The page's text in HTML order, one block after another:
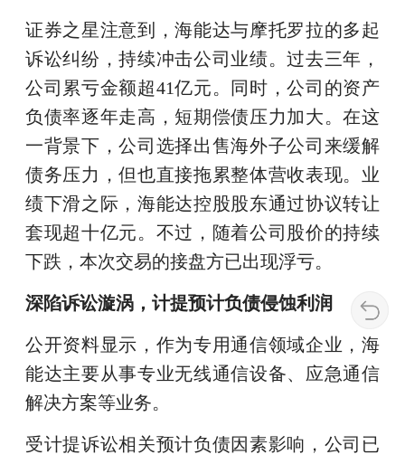
证券之星注意到，海能达与摩托罗拉的多起
诉讼纠纷，持续冲击公司业绩。过去三年，
公司累亏金额超41亿元。同时，公司的资产
负债率逐年走高，短期偿债压力加大。在这
一背景下，公司选择出售海外子公司来缓解
债务压力，但也直接拖累整体营收表现。业
绩下滑之际，海能达控股股东通过协议转让
套现超十亿元。不过，随着公司股价的持续
下跌，本次交易的接盘方已出现浮亏。
深陷诉讼漩涡，计提预计负债侵蚀利润
公开资料显示，作为专用通信领域企业，海
能达主要从事专业无线通信设备、应急通信
解决方案等业务。
受计提诉讼相关预计负债因素影响，公司已